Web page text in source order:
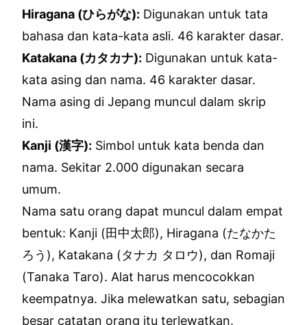
Hiragana (ひらがな): Digunakan untuk tata
bahasa dan kata-kata asli. 46 karakter dasar.
Katakana (カタカナ): Digunakan untuk kata-
kata asing dan nama. 46 karakter dasar.
Nama asing di Jepang muncul dalam skrip
ini.
Kanji (漢字): Simbol untuk kata benda dan
nama. Sekitar 2.000 digunakan secara
umum.
Nama satu orang dapat muncul dalam empat
bentuk: Kanji (田中太郎), Hiragana (たなかた
ろう), Katakana (タナカ タロウ), dan Romaji
(Tanaka Taro). Alat harus mencocokkan
keempatnya. Jika melewatkan satu, sebagian
besar catatan orang itu terlewatkan.